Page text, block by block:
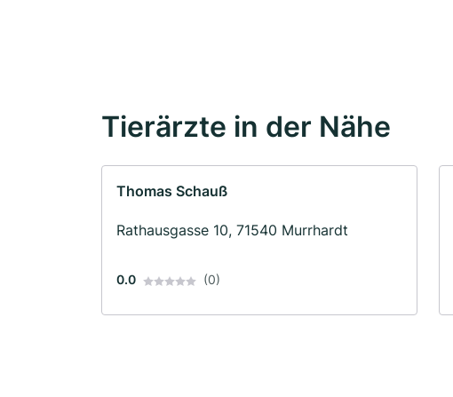
Tierärzte in der Nähe
Thomas Schauß
Rathausgasse 10, 71540 Murrhardt
0.0 (0)